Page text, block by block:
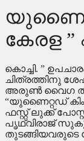
കേരള ”
കൊച്ചി. ”
ചിത്രത്തിനു
അരുൺ വൈഗ
“യുണൈറ്റഡ്
ഫസ്റ്റ് ലുക്ക്
പൃഥ്വിരാജ്
തുടങ്ങിയവരുടെ